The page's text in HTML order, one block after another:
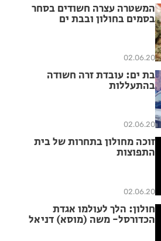
המשטרה עצרה חשודים בסחר
בסמים בחולון ובבת ים
02.06.20
בת ים: עובדת זרה חשודה
בהתעללות
02.06.20
זוכה מחולון בתחרות של בית
התפוצות
02.06.20
חולון: הלך לעולמו אגדת
הכדורסל- משה (מוסא) דניאל